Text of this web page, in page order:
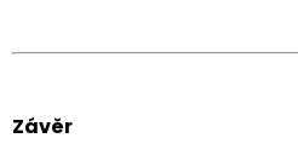
Závěr